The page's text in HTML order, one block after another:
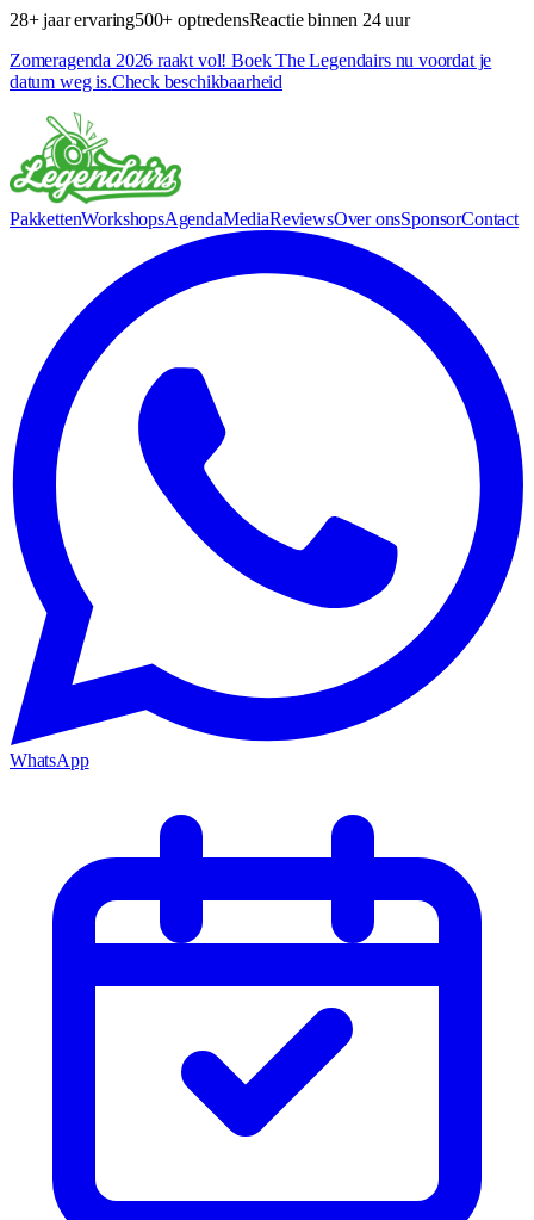
28+ jaar ervaring500+ optredensReactie binnen 24 uur
Zomeragenda 2026 raakt vol! Boek The Legendairs nu voordat je
datum weg is.Check beschikbaarheid
PakkettenWorkshopsAgendaMediaReviewsOver onsSponsorContact
WhatsApp